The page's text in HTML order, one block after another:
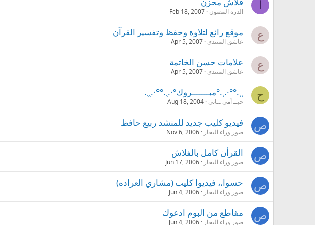
ا
الدرة المصون Feb 18, 2007
ع موقع رائع لتلاوة وحفظ وتفسير القرآن
عاشق المنتدى Apr 5, 2007
ع علامات حسن الخاتمة
عاشق المنتدى Apr 5, 2007
ح ¸¸.°°·.¸.°مبـــــــروك°·.¸.°°·.¸¸.
حيــ أمي ــاتي Aug 18, 2004
ص فيديو كليب جديد للمنشد ربيع حافظ
صور وراء البحار Nov 6, 2006
ص القرأن كامل بالفلاش
صور وراء البحار Jun 17, 2006
ص حسوا،، فيديوا كليب (مشاري العراده)
صور وراء البحار Jun 4, 2006
ص مقاطع من البوم ادعوك
صور وراء البحار Jun 4, 2006